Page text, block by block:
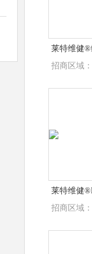
莱特维健®
招商区域：
莱特维健
招商区域：